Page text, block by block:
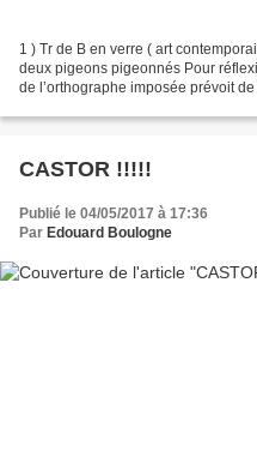
1 ) Tr de B en verre ( art
deux pigeons pigeonnés Pour
de l’orthographe imposée prévoit
CASTOR !!!!!
Publié le 04/05/2017 à 17:36
Par Edouard Boulogne